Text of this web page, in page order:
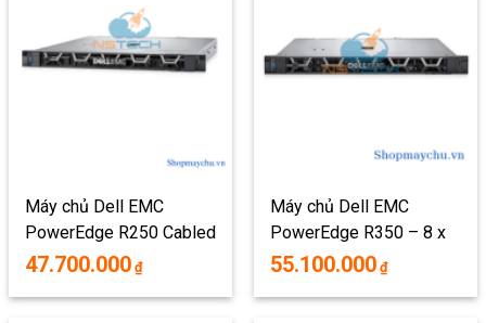
Máy chủ Dell EMC
PowerEdge R250 Cabled
– 4 x 3.5″
47.700.000 ₫
Máy chủ Dell EMC
PowerEdge R350 – 8 x
2.5″
55.100.000 ₫